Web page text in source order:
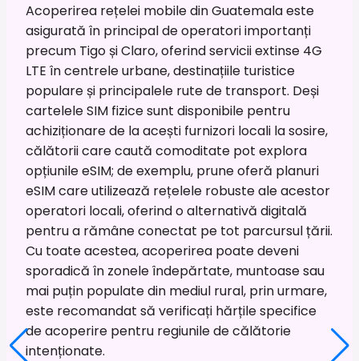
Acoperirea rețelei mobile din Guatemala este
asigurată în principal de operatori importanți
precum Tigo și Claro, oferind servicii extinse 4G
LTE în centrele urbane, destinațiile turistice
populare și principalele rute de transport. Deși
cartelele SIM fizice sunt disponibile pentru
achiziționare de la acești furnizori locali la sosire,
călătorii care caută comoditate pot explora
opțiunile eSIM; de exemplu, prune oferă planuri
eSIM care utilizează rețelele robuste ale acestor
operatori locali, oferind o alternativă digitală
pentru a rămâne conectat pe tot parcursul țării.
Cu toate acestea, acoperirea poate deveni
sporadică în zonele îndepărtate, muntoase sau
mai puțin populate din mediul rural, prin urmare,
este recomandat să verificați hărțile specifice
de acoperire pentru regiunile de călătorie
intenționate.